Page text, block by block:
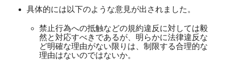
具体的には以下のような意見が出されました。
禁止行為への抵触などの規約違反に対しては毅
然と対応すべきであるが、明らかに法律違反な
ど明確な理由がない限りは、制限する合理的な
理由はないのではないか。